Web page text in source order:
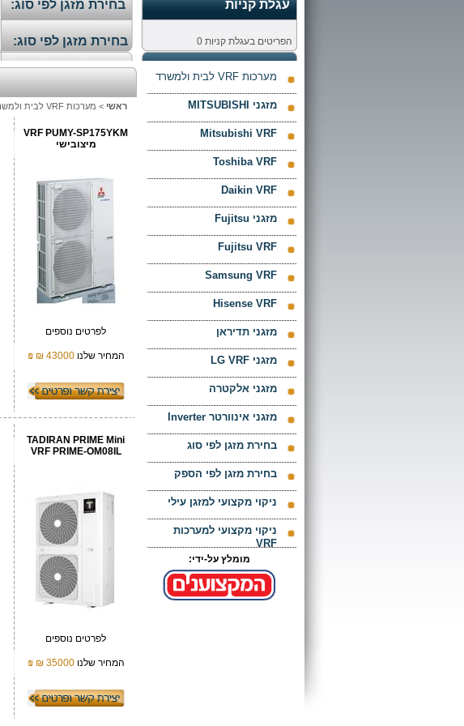
עגלת קניות בחירת מזגן לפי סוג:
הפריטים בעגלת קניות 0 בחירת מזגן לפי סוג:
ראשי > מערכות VRF לבית ולמשרד
VRF PUMY-SP175YKM
מיצובישי
לפרטים נוספים
המחיר שלנו43000 ₪
₪
TADIRAN PRIME Mini
VRF PRIME-OM08IL
לפרטים נוספים
המחיר שלנו35000 ₪
₪
מערכות VRF לבית ולמשרד
מזגני MITSUBISHI
Mitsubishi VRF
Toshiba VRF
Daikin VRF
מזגני Fujitsu
Fujitsu VRF
Samsung VRF
Hisense VRF
מזגני תדיראן
מזגני LG VRF
מזגני אלקטרה
מזגני אינוורטר Inverter
בחירת מזגן לפי סוג
בחירת מזגן לפי הספק
ניקוי מקצועי למזגן עילי
ניקוי מקצועי למערכות
VRF
מומלץ על-ידי: